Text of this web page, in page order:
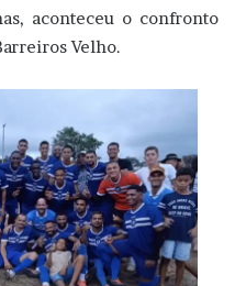
aconteceu o confronto
Velho.